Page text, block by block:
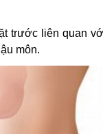
trước liên quan
môn.